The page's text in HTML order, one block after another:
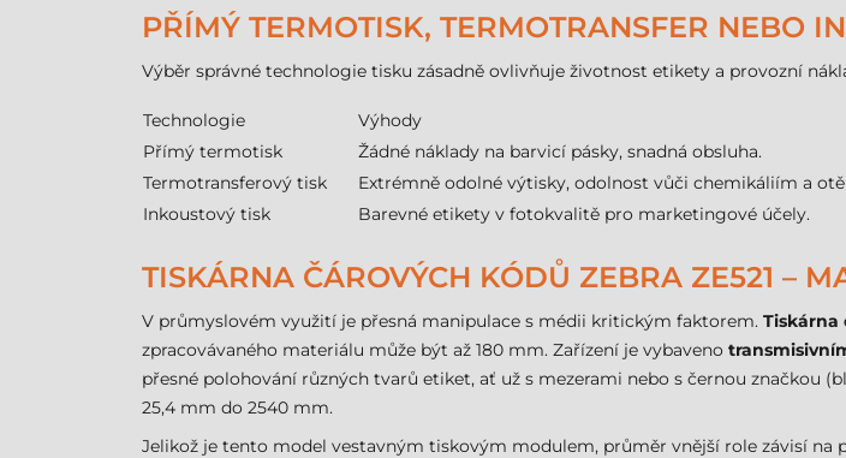
PŘÍMÝ TERMOTISK, TERMOTRANSFER NEBO
Výběr správné technologie tisku zásadně ovlivňuje životnost etikety a provozní
Technologie Výhody
Přímý termotisk
Žádné náklady na barvicí pásky, snadná obsluha.
Termotransferový tisk
Extrémně odolné výtisky, odolnost vůči chemikáliím a
Inkoustový tisk
Barevné etikety v fotokvalitě pro marketingové účely.
TISKÁRNA ČÁROVÝCH KÓDŮ ZEBRA ZE521 –
V průmyslovém využití je přesná manipulace s médii kritickým faktorem. Tiskárna
zpracovávaného materiálu může být až 180 mm. Zařízení je vybaveno
přesné polohování různých tvarů etiket, ať už s mezerami nebo s černou značkou
25,4 mm do 2540 mm.
Jelikož je tento model vestavným tiskovým modulem, průměr vnější role závisí